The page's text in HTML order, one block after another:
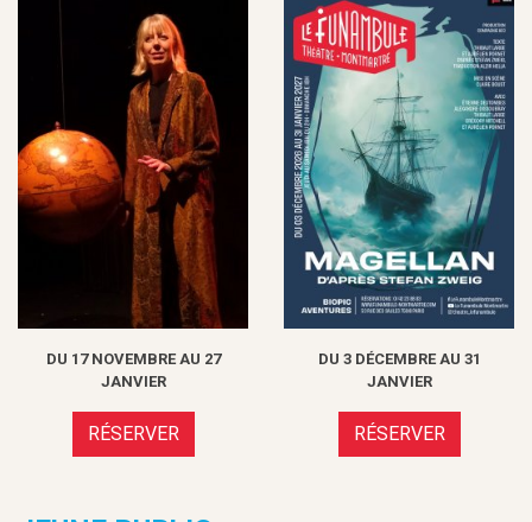
DU 17 NOVEMBRE AU 27
JANVIER
RÉSERVER
DU 3 DÉCEMBRE AU 31
JANVIER
RÉSERVER